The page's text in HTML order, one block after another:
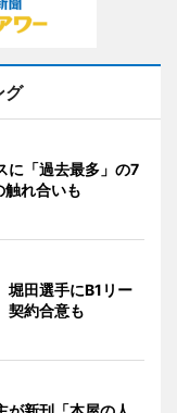
グ
に「過去最多」の7
れ合いも
堀田選手にB1リー
契約合意も